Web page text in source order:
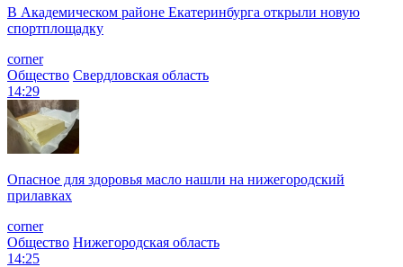
В Академическом районе Екатеринбурга открыли новую
спортплощадку
corner
Общество Свердловская область
14:29
Опасное для здоровья масло нашли на нижегородский
прилавках
corner
Общество Нижегородская область
14:25